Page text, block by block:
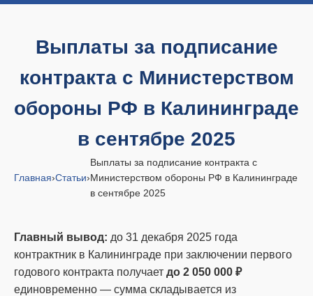
Выплаты за подписание
контракта с Министерством
обороны РФ в Калининграде
в сентябре 2025
Главная›Статьи›
Выплаты за подписание контракта с
Министерством обороны РФ в Калининграде
в сентябре 2025
Главный вывод: до 31 декабря 2025 года
контрактник в Калининграде при заключении первого
годового контракта получает до 2 050 000 ₽
единовременно — сумма складывается из